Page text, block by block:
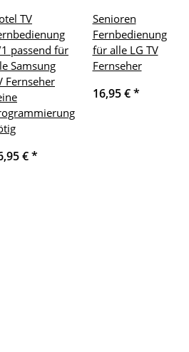
TV
passend für
Samsung
Fernseher
€*
Senioren
Fernbedienung
für alle LG TV
Fernseher
16,95 €*